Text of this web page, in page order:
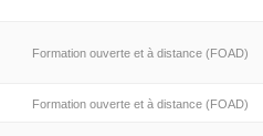
Formation ouverte et à distance (FOAD)
Formation ouverte et à distance (FOAD)